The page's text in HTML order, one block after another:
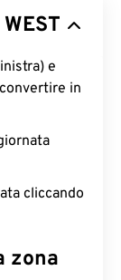
e
in
cliccando
zona